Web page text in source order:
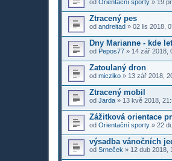
od Orientační sporty » 19
Ztracený pes
od andreitad » 02 lis 2018,
Dny Marianne - kde
od Pepos77 » 14 zář 2018,
Zatoulaný dron
od micziko » 13 zář 2018,
Ztracený mobil
od Jarda » 13 kvě 2018,
Zážitková orientace
od Orientační sporty » 22
výsadba vánočních
od Srneček » 12 dub 2018,